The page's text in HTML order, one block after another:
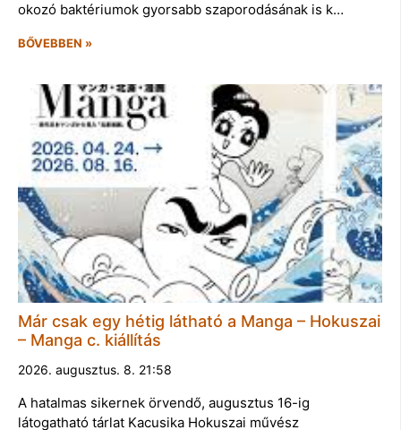
okozó baktériumok gyorsabb szaporodásának is k…
BŐVEBBEN »
Már csak egy hétig látható a Manga – Hokuszai
– Manga c. kiállítás
2026. augusztus. 8. 21:58
A hatalmas sikernek örvendő, augusztus 16-ig
látogatható tárlat Kacusika Hokuszai művész